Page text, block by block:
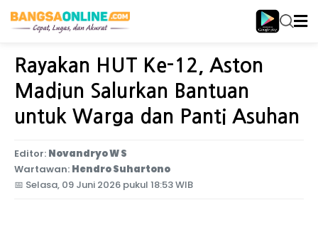
Home Jawa Timur
Rayakan HUT Ke-12, Aston
Madiun Salurkan Bantuan
untuk Warga dan Panti Asuhan
Editor: Novandryo W S
Wartawan: Hendro Suhartono
📅 Selasa, 09 Juni 2026 pukul 18:53 WIB